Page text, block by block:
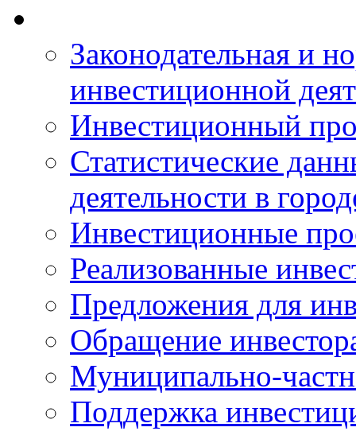
Законодательная и
инвестиционной
Инвестиционный
Статистические
деятельности в
Инвестиционные
Реализованные
Предложения для
Обращение
Муниципально-
Поддержка